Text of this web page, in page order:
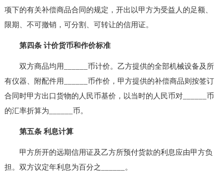
项下的有关补偿商品合同的规定，开出以甲方为受益人的足额、
限期、不可撤销，可分割、可转让的信用证。
第四条 计价货币和作价标准
双方商品均用______币计价。乙方提供的全部机械设备及所
有仪器、附配件用______币作价，甲方提供的补偿商品则按签订
合同时甲方出口货物的人民币基价，以当时的人民币对______币
的汇率折算为______币。
第五条 利息计算
甲方所开的远期信用证及乙方所预付货款的利息应由甲方负
担。双方议定年利息为百分之______。